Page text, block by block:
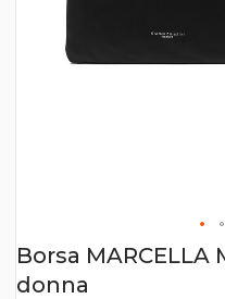
Vai
all'inizio
della
Borsa MARCELLA
donna